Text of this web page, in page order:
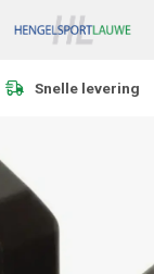
Meer dan 1.000